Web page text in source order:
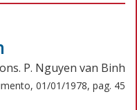
P. Nguyen van Binh
01/01/1978, pag. 45